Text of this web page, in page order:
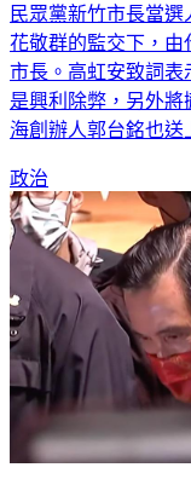
民眾黨新竹市長當
花敬群的監交下，由
市長。高虹安致詞表
是興利除弊，另外
海創辦人郭台銘也送
政治